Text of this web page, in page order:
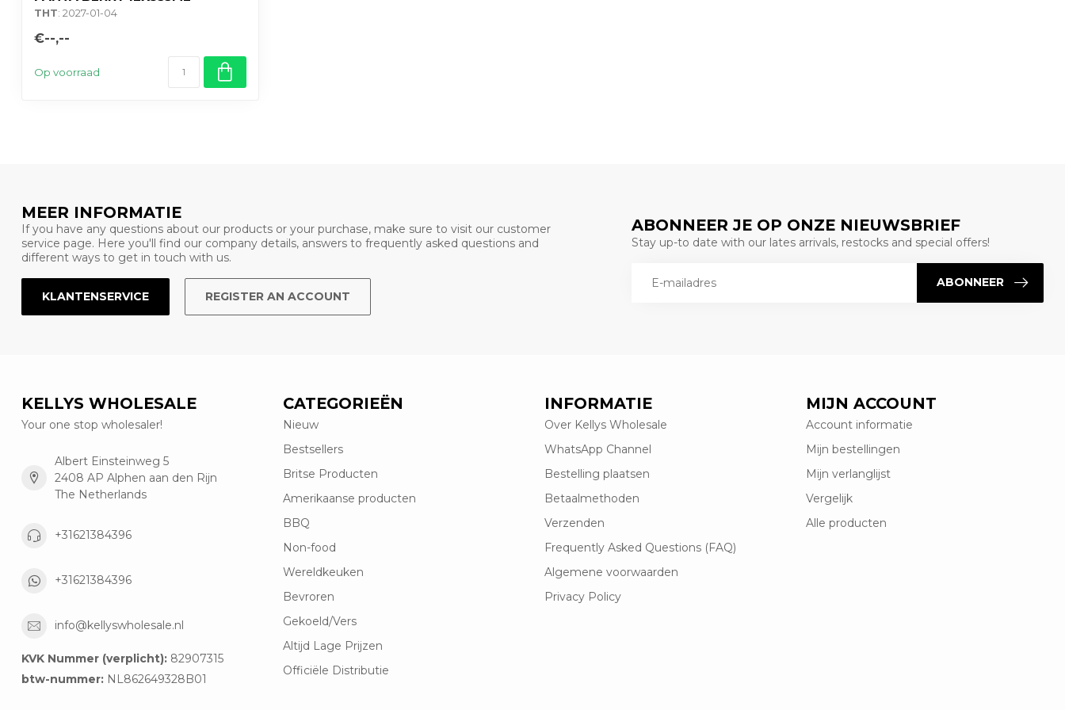
THT: 2027-01-04
€--,--
Op voorraad
MEER INFORMATIE
If you have any questions about our products or your purchase, make sure to visit our customer
service page. Here you'll find our company details, answers to frequently asked questions and
different ways to get in touch with us.
KLANTENSERVICE REGISTER AN ACCOUNT
ABONNEER JE OP ONZE NIEUWSBRIEF
Stay up-to date with our lates arrivals, restocks and special offers!
ABONNEER
KELLYS WHOLESALE
Your one stop wholesaler!
Albert Einsteinweg 5
2408 AP Alphen aan den Rijn
The Netherlands
+31621384396
+31621384396
info@kellyswholesale.nl
KVK Nummer (verplicht): 82907315
btw-nummer: NL862649328B01
CATEGORIEËN
Nieuw
Bestsellers
Britse Producten
Amerikaanse producten
BBQ
Non-food
Wereldkeuken
Bevroren
Gekoeld/Vers
Altijd Lage Prijzen
Officiële Distributie
INFORMATIE
Over Kellys Wholesale
WhatsApp Channel
Bestelling plaatsen
Betaalmethoden
Verzenden
Frequently Asked Questions (FAQ)
Algemene voorwaarden
Privacy Policy
MIJN ACCOUNT
Account informatie
Mijn bestellingen
Mijn verlanglijst
Vergelijk
Alle producten